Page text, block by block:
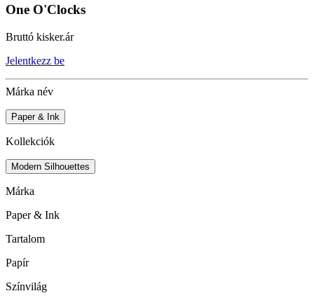
One O'Clocks
Bruttó kisker.ár
Jelentkezz be
Márka név
Paper & Ink
Kollekciók
Modern Silhouettes
Márka
Paper & Ink
Tartalom
Papír
Színvilág